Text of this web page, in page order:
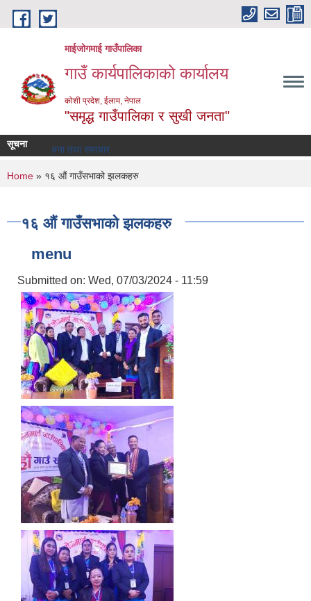
Skip to main content
माईजोगमाई गाउँपालिका
गाउँ कार्यपालिकाको कार्यालय
कोशी प्रदेश, ईलाम, नेपाल
"समृद्ध गाउँपालिका र सुखी जनता"
सूचनासूचना तथा समाचार
You are here
Home » १६ औं गाउँसभाको झलकहरु
१६ औं गाउँसभाको झलकहरु
menu
Submitted on: Wed, 07/03/2024 - 11:59